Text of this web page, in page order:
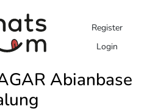
Register
Login
Abianbase